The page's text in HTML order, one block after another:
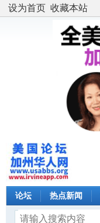
设为首页 收藏本站
论坛 热点新闻